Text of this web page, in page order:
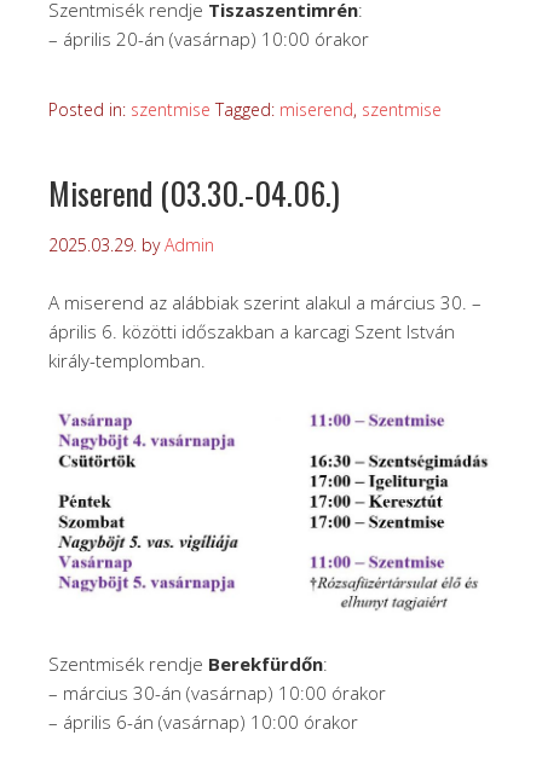
Szentmisék rendje Tiszaszentimrén:
– április 20-án (vasárnap) 10:00 órakor
Posted in: szentmise Tagged: miserend, szentmise
Miserend (03.30.-04.06.)
2025.03.29. byAdmin
A miserend az alábbiak szerint alakul a március 30. –
április 6. közötti időszakban a karcagi Szent István
király-templomban.
Szentmisék rendje Berekfürdőn:
– március 30-án (vasárnap) 10:00 órakor
– április 6-án (vasárnap) 10:00 órakor